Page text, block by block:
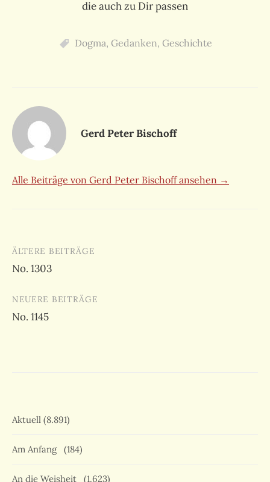
die auch zu Dir passen
Dogma, Gedanken, Geschichte
Gerd Peter Bischoff
Alle Beiträge von Gerd Peter Bischoff ansehen →
Beitragsnavigation
ÄLTERE BEITRÄGE
No. 1303
NEUERE BEITRÄGE
No. 1145
Aktuell (8.891)
Am Anfang (184)
An die Weisheit (1.623)